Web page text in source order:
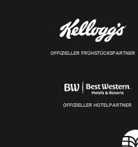
OFFIZIELLER FRÜHSTÜCKSPARTNER
OFFIZIELLER